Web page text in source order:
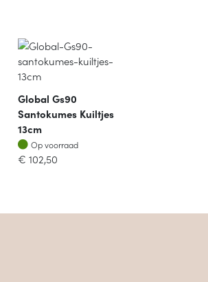
Global Gs90
Santokumes Kuiltjes
13cm
Op voorraad
Op voorraad
€ 102,50